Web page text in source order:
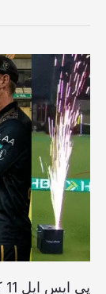
پی
ایس
ایل
11
کے
فائنل
میں
پشاور
نے
ٹاس
جیت